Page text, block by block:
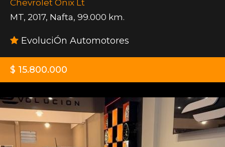
Chevrolet Onix Lt
MT, 2017, Nafta, 99.000 km.
EvoluciÓn Automotores
$ 15.800.000